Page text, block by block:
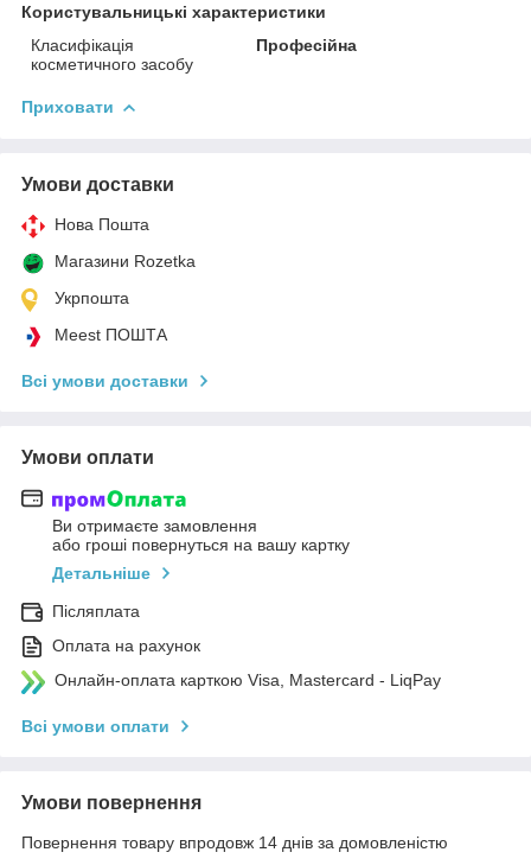
Користувальницькі характеристики
Класифікація
косметичного засобу
Професійна
Приховати
Умови доставки
Нова Пошта
Магазини Rozetka
Укрпошта
Meest ПОШТА
Всі умови доставки
Умови оплати
Ви отримаєте замовлення
або гроші повернуться на вашу картку
Детальніше
Післяплата
Оплата на рахунок
Онлайн-оплата карткою Visa, Mastercard - LiqPay
Всі умови оплати
Умови повернення
Повернення товару впродовж 14 днів за домовленістю